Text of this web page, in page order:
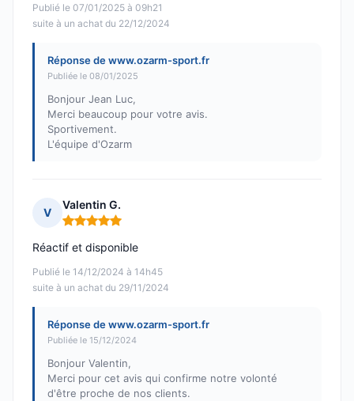
Publié le 07/01/2025 à 09h21
suite à un achat du 22/12/2024
Réponse de www.ozarm-sport.fr
Publiée le 08/01/2025
Bonjour Jean Luc,
Merci beaucoup pour votre avis.
Sportivement.
L'équipe d'Ozarm
V
Valentin G.
Note : 5 sur 5
Publié le 14/12/2024 à 14h45
suite à un achat du 29/11/2024
Réactif et disponible
Réponse de www.ozarm-sport.fr
Publiée le 15/12/2024
Bonjour Valentin,
Merci pour cet avis qui confirme notre volonté
d'être proche de nos clients.